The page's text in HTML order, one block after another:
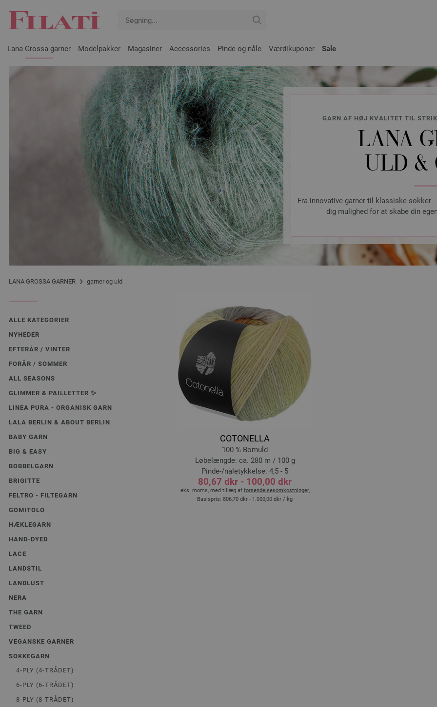
Lana Grossa garner Modelpakker Magasiner Accessories Pinde og nåle Værdikuponer Sale
GARN AF HØJ KVALITET TIL
LANA
ULD &
Fra innovative garner til klassiske sokker
dig mulighed for at skabe din
LANA GROSSA GARNER garner og uld
ALLE KATEGORIER
NYHEDER
EFTERÅR / VINTER
FORÅR / SOMMER
ALL SEASONS
GLIMMER & PAILLETTER ✨️
LINEA PURA - ORGANISK GARN
LALA BERLIN & ABOUT BERLIN
BABY GARN
BIG & EASY
BOBBELGARN
BRIGITTE
FELTRO - FILTEGARN
GOMITOLO
HÆKLEGARN
HAND-DYED
LACE
LANDSTIL
LANDLUST
NERA
THE GARN
TWEED
VEGANSKE GARNER
SOKKEGARN
4-PLY (4-TRÅDET)
6-PLY (6-TRÅDET)
8-PLY (8-TRÅDET)
COTONELLA
100 % Bomuld
Løbelængde: ca. 280 m / 100 g
Pinde-/nåletykkelse: 4,5 - 5
80,67 dkr - 100,00 dkr
eks. moms, med tillæg af forsendelsesomkostninger,
Basispris: 806,70 dkr - 1.000,00 dkr / kg